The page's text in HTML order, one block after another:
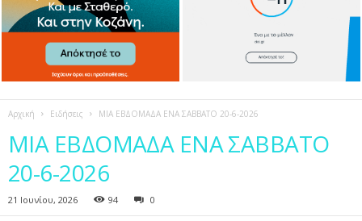
Αρχική Ειδήσεις ΜΙΑ ΕΒΔΟΜΑΔΑ ΕΝΑ ΣΑΒΒΑΤΟ 20-6-2026
ΜΙΑ ΕΒΔΟΜΑΔΑ ΕΝΑ ΣΑΒΒΑΤΟ
20-6-2026
21 Ιουνίου, 2026 94 0